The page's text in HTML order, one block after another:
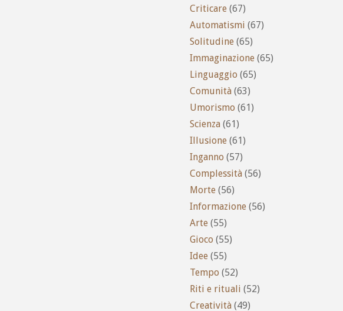
Criticare (67)
Automatismi (67)
Solitudine (65)
Immaginazione (65)
Linguaggio (65)
Comunità (63)
Umorismo (61)
Scienza (61)
Illusione (61)
Inganno (57)
Complessità (56)
Morte (56)
Informazione (56)
Arte (55)
Gioco (55)
Idee (55)
Tempo (52)
Riti e rituali (52)
Creatività (49)